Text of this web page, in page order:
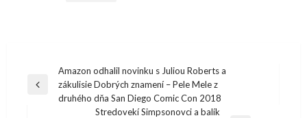
Navigácia
Previous
Amazon odhalil novinku s Juliou Roberts a
zákulisie Dobrých znamení – Pele Mele z
druhého dňa San Diego Comic Con 2018
Stredovekí Simpsonovci a balík